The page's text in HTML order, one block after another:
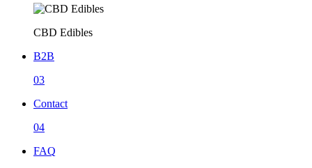
CBD Edibles
B2B
03
Contact
04
FAQ